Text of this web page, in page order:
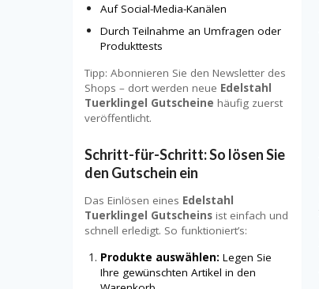
Auf Social-Media-Kanälen
Durch Teilnahme an Umfragen oder
Produkttests
Tipp: Abonnieren Sie den Newsletter des
Shops – dort werden neue Edelstahl
Tuerklingel Gutscheine häufig zuerst
veröffentlicht.
Schritt-für-Schritt: So lösen Sie
den Gutschein ein
Das Einlösen eines Edelstahl
Tuerklingel Gutscheins ist einfach und
schnell erledigt. So funktioniert’s:
Produkte auswählen: Legen Sie
Ihre gewünschten Artikel in den